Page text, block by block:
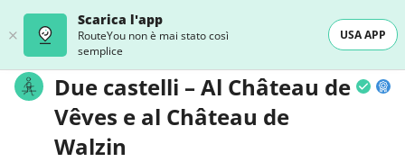
Scarica l'app
RouteYou non è mai stato così
semplice
USA APP
Due castelli – Al Château de
Vêves e al Château de
Walzin